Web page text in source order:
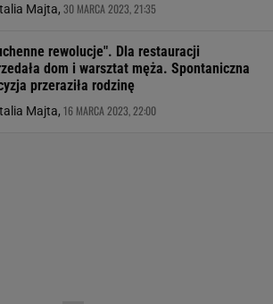
Majta, 30 MARCA 2023, 21:35
rewolucje". Dla restauracji
dom i warsztat męża. Spontaniczna
przeraziła rodzinę
Majta, 16 MARCA 2023, 22:00